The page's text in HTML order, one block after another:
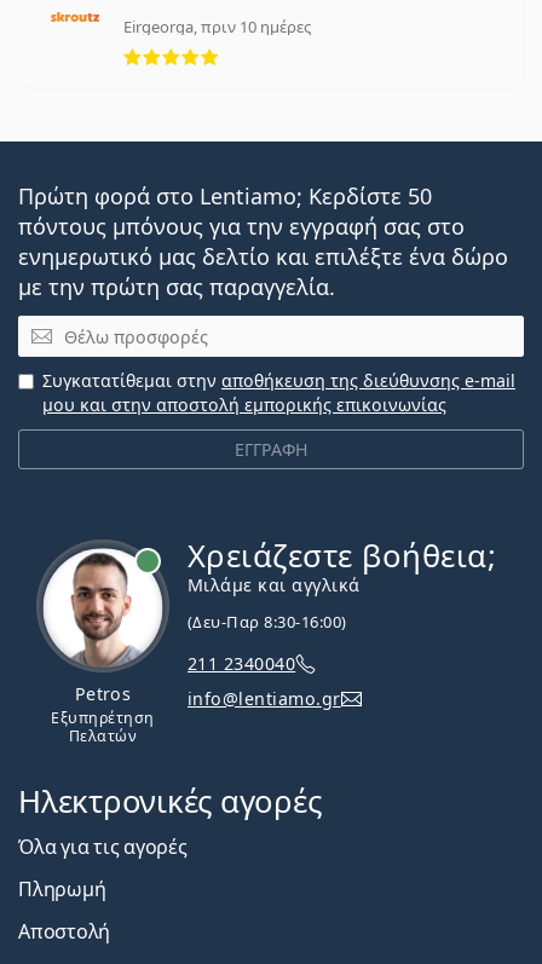
Eirgeorga, πριν 10 ημέρες
5 αξιολογήσεις από 5
Πρώτη φορά στο Lentiamo; Κερδίστε 50
πόντους μπόνους για την εγγραφή σας στο
ενημερωτικό μας δελτίο και επιλέξτε ένα δώρο
με την πρώτη σας παραγγελία.
Email
ΕΓΓΡΑΦΗ
Συγκατατίθεμαι στην αποθήκευση της διεύθυνσης e-mail
μου και στην αποστολή εμπορικής επικοινωνίας
Petros
Εξυπηρέτηση
Πελατών
Χρειάζεστε βοήθεια;
Μιλάμε και αγγλικά
(Δευ-Παρ 8:30-16:00)
211 2340040
info@lentiamo.gr
Ηλεκτρονικές αγορές
Όλα για τις αγορές
Πληρωμή
Αποστολή